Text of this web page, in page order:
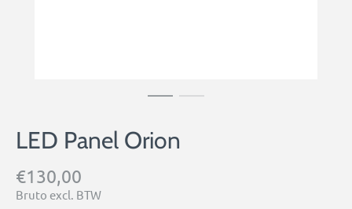
LED Panel Orion
€130,00
Bruto excl. BTW